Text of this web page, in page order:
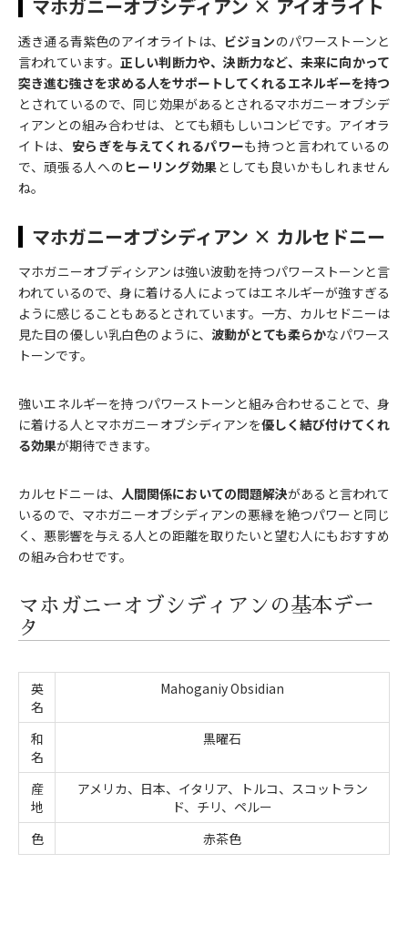
マホガニーオブシディアン × アイオライト
透き通る青紫色のアイオライトは、 ビジョンのパワーストーンと
言われています。 正しい判断力や、決断力など、未来に向かって
突き進む強さを求める人をサポートしてくれるエネルギーを持つ
とされているので、同じ効果があるとされるマホガニーオブシデ
ィアンとの組み合わせは、とても頼もしいコンビです。アイオラ
イトは、 安らぎを与えてくれるパワーも持つと言われているの
で、頑張る人への ヒーリング効果としても良いかもしれません
ね。
マホガニーオブシディアン × カルセドニー
マホガニーオブディシアンは強い波動を持つパワーストーンと言
われているので、身に着ける人によってはエネルギーが強すぎる
ように感じることもあるとされています。一方、カルセドニーは
見た目の優しい乳白色のように、 波動がとても柔らかなパワース
トーンです。
強いエネルギーを持つパワーストーンと組み合わせることで、身
に着ける人とマホガニーオブシディアンを優しく結び付けてくれ
る効果が期待できます。
カルセドニーは、 人間関係においての問題解決があると言われて
いるので、マホガニーオブシディアンの悪縁を絶つパワーと同じ
く、悪影響を与える人との距離を取りたいと望む人にもおすすめ
の組み合わせです。
マホガニーオブシディアンの基本デー
タ
英
名
Mahoganiy Obsidian
和
名
黒曜石
産
地
アメリカ、日本、イタリア、トルコ、スコットラン
ド、チリ、ペルー
色
赤茶色